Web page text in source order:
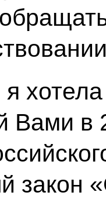
Вами в
закон